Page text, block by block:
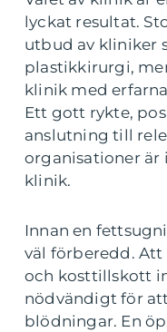
lyckat resultat.
utbud av kliniker
plastikkirurgi,
klinik med
Ett gott rykte,
anslutning till
organisationer
klinik.
Innan en
väl förberedd. Att
och kosttillskott
nödvändigt för
blödningar. En